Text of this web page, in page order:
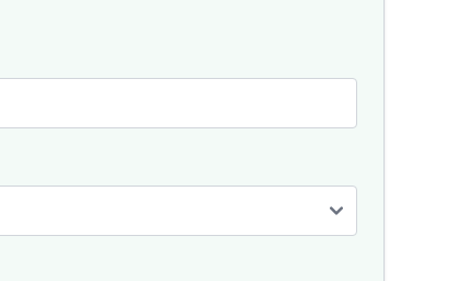
" Giornata fantastica sullo yacht
atmosfera rilassata. Perfetto per il